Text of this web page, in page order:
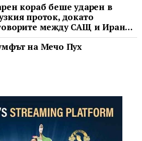
кораб беше ударен в
проток, докато
между САЩ и Иран
в безизходица
на Мечо Пух